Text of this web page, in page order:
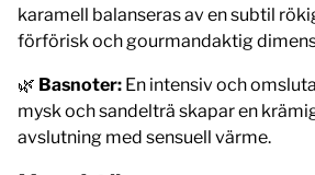
karamell balanseras av en subtil
förförisk och gourmandaktig
🌿 Basnoter: En intensiv och
mysk och sandelträ skapar en
avslutning med sensuell värme.